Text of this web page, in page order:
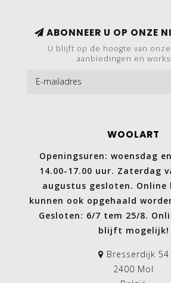
ABONNEER U OP ONZE
U blijft op de hoogte van
aanbiedingen en
WOOLART
Openingsuren: woensdag
14.00-17.00 uur. Zaterdag
augustus gesloten. Online
kunnen ook opgehaald
Gesloten: 6/7 tem 25/8.
blijft mogelijk!
Bresserdijk 54
2400 Mol